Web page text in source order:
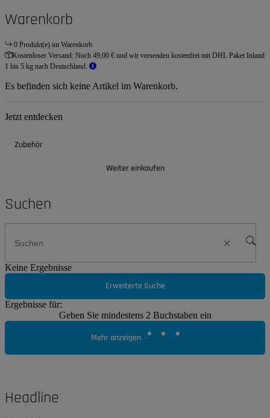
Warenkorb
0 Produkt(e) im Warenkorb
Kostenloser Versand: Noch 49,00 € und wir versenden kostenfrei mit DHL Paket Inland
1 bis 5 kg nach Deutschland.
Es befinden sich keine Artikel im Warenkorb.
Jetzt entdecken
Zubehör
Weiter einkaufen
Suchen
Keine Ergebnisse
Erweiterte Suche
Ergebnisse für:
Geben Sie mindestens 2 Buchstaben ein
Mehr anzeigen
Headline